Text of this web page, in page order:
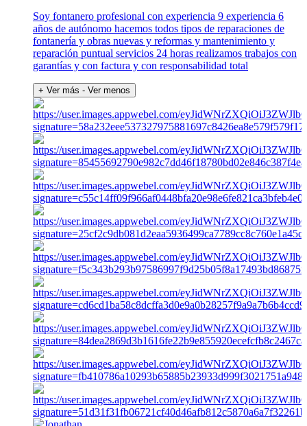
Soy fontanero profesional con experiencia 9 experiencia 6
años de autónomo hacemos todos tipos de reparaciones de
fontanería y obras nuevas y reformas y mantenimiento y
reparación puntual servicios 24 horas realizamos trabajos con
garantías y con factura y con responsabilidad total
+ Ver más - Ver menos